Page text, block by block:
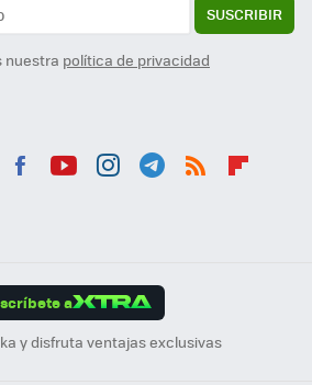
SUSCRIBIR
nuestra política de privacidad
a
y disfruta ventajas exclusivas